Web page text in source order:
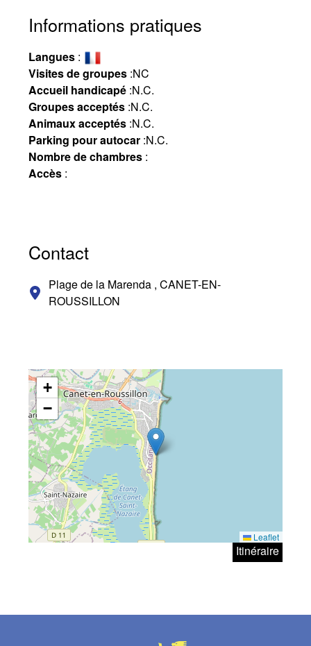
Informations pratiques
Langues :
Visites de groupes :NC
Accueil handicapé :N.C.
Groupes acceptés :N.C.
Animaux acceptés :N.C.
Parking pour autocar :N.C.
Nombre de chambres :
Accès :
Contact
Plage de la Marenda , CANET-EN-
ROUSSILLON
+
−
Leaflet
Itinéraire